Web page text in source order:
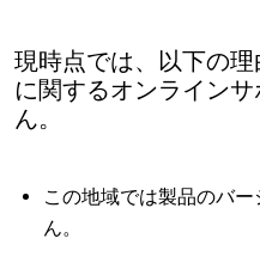
現時点では、以下の
に関するオンライン
ん。
この地域では製品のバ
ん。